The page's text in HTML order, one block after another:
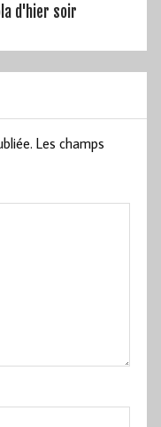
d'hier soir
Les champs